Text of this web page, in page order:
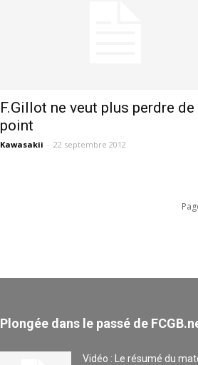
F.Gillot ne veut plus perdre de
point
Kawasakii - 22 septembre 2012
Plongée dans le passé de
Vidéo : Le résumé du